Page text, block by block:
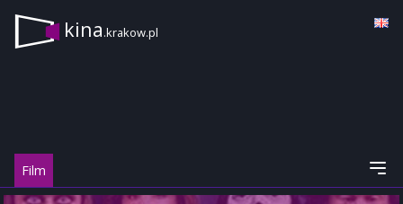
kina.krakow.pl
Film